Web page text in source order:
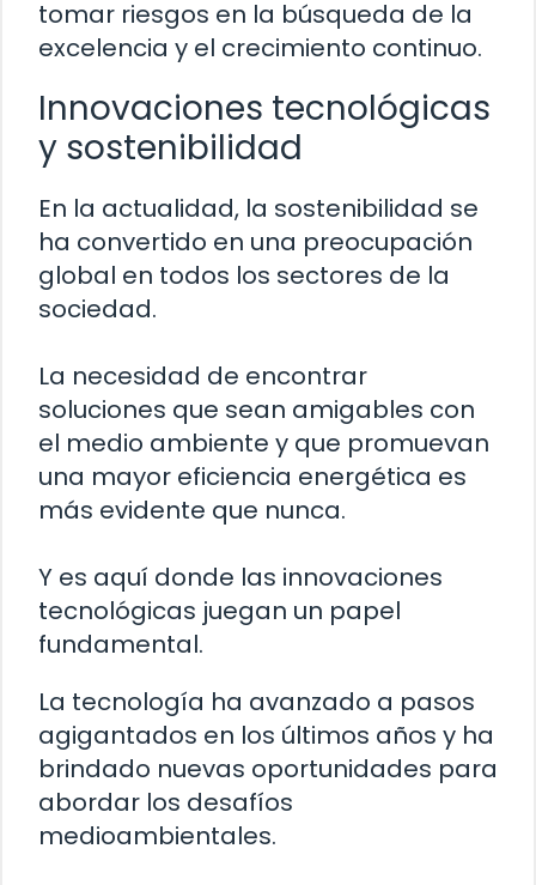
tomar riesgos en la búsqueda de la
excelencia y el crecimiento continuo.
Innovaciones tecnológicas
y sostenibilidad
En la actualidad, la sostenibilidad se
ha convertido en una preocupación
global en todos los sectores de la
sociedad.
La necesidad de encontrar
soluciones que sean amigables con
el medio ambiente y que promuevan
una mayor eficiencia energética es
más evidente que nunca.
Y es aquí donde las innovaciones
tecnológicas juegan un papel
fundamental.
La tecnología ha avanzado a pasos
agigantados en los últimos años y ha
brindado nuevas oportunidades para
abordar los desafíos
medioambientales.